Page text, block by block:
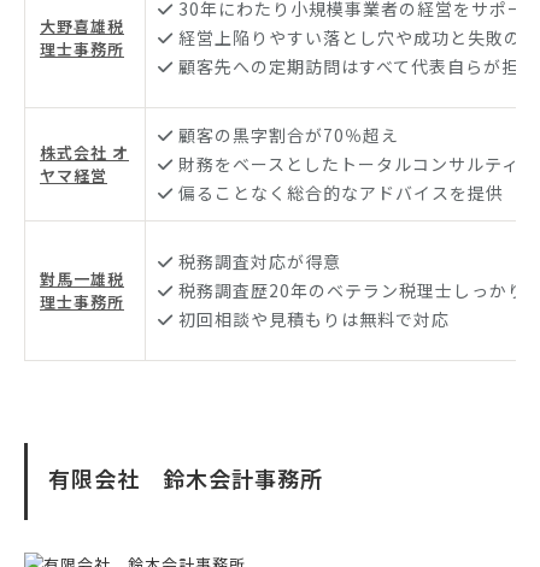
大野喜雄税
理士事務所
30年にわたり小規模事業者の経営をサポー
経営上陥りやすい落とし穴や成功と失敗の
顧客先への定期訪問はすべて代表自らが担当
株式会社 オ
ヤマ経営
顧客の黒字割合が70％超え
財務をベースとしたトータルコンサルティ
偏ることなく総合的なアドバイスを提供
對馬一雄税
理士事務所
税務調査対応が得意
税務調査歴20年のベテラン税理士しっかり
初回相談や見積もりは無料で対応
有限会社 鈴木会計事務所